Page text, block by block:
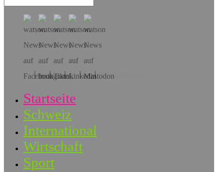
Hol dir die App!
Startseite
Schweiz
International
Wirtschaft
Sport